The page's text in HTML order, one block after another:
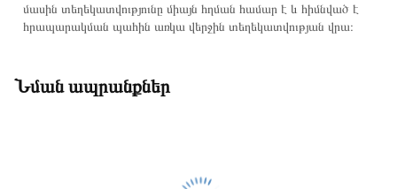
Կայքում տվյալ ապրանքի՝ Աուդիո նվագարկիչ SAMSUNG
Մեր պրոֆեսիոնալ մենեջերները կմշակեն պատվերը և
բնութագրերը և կարծիքները:
մասին տեղեկատվությունը միայն հղման համար է և հիմնված է
հրապարակման պահին առկա վերջին տեղեկատվության վրա։
Նման ապրանքներ